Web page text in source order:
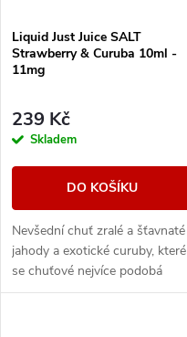
Liquid Just Juice SALT
Strawberry & Curuba 10ml -
11mg
239 Kč
Skladem
DO KOŠÍKU
Nevšední chuť zralé a šťavnaté
jahody a exotické curuby, které
se chuťové nejvíce podobá
jablku.